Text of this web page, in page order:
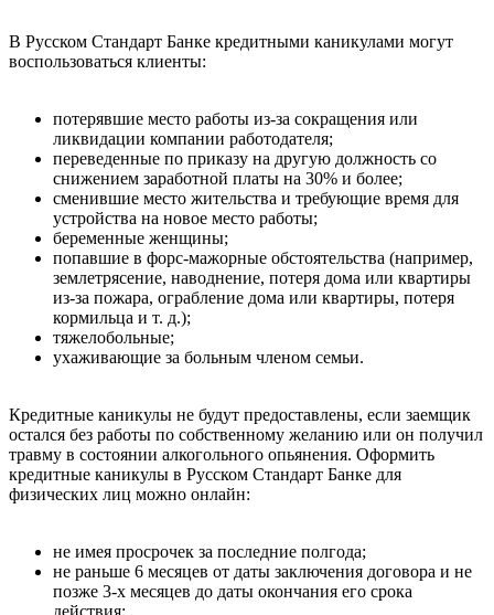
В Русском Стандарт Банке кредитными каникулами могут
воспользоваться клиенты:
потерявшие место работы из-за сокращения или
ликвидации компании работодателя;
переведенные по приказу на другую должность со
снижением заработной платы на 30% и более;
сменившие место жительства и требующие время для
устройства на новое место работы;
беременные женщины;
попавшие в форс-мажорные обстоятельства (например,
землетрясение, наводнение, потеря дома или квартиры
из-за пожара, ограбление дома или квартиры, потеря
кормильца и т. д.);
тяжелобольные;
ухаживающие за больным членом семьи.
Кредитные каникулы не будут предоставлены, если заемщик
остался без работы по собственному желанию или он получил
травму в состоянии алкогольного опьянения. Оформить
кредитные каникулы в Русском Стандарт Банке для
физических лиц можно онлайн:
не имея просрочек за последние полгода;
не раньше 6 месяцев от даты заключения договора и не
позже 3-х месяцев до даты окончания его срока
действия;